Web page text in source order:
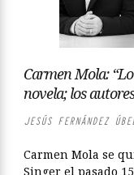
Carmen Mola:
novela; los
JESÚS FERNÁNDEZ
Carmen Mola se
Singer el pasado